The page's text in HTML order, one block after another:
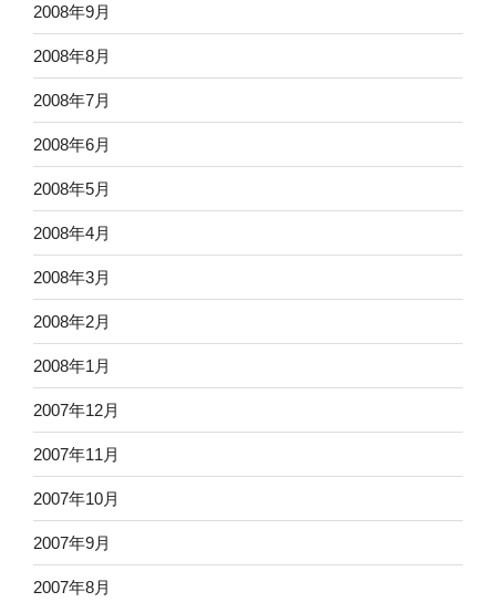
2008年9月
2008年8月
2008年7月
2008年6月
2008年5月
2008年4月
2008年3月
2008年2月
2008年1月
2007年12月
2007年11月
2007年10月
2007年9月
2007年8月